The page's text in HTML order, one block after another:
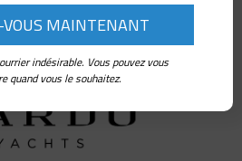
indésirable. Vous pouvez vous
quand vous le souhaitez.